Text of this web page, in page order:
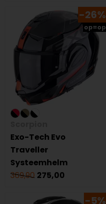
-26%
op=op
Exo-Tech Evo
Traveller
Systeemhelm
369,90 275,00
-5%